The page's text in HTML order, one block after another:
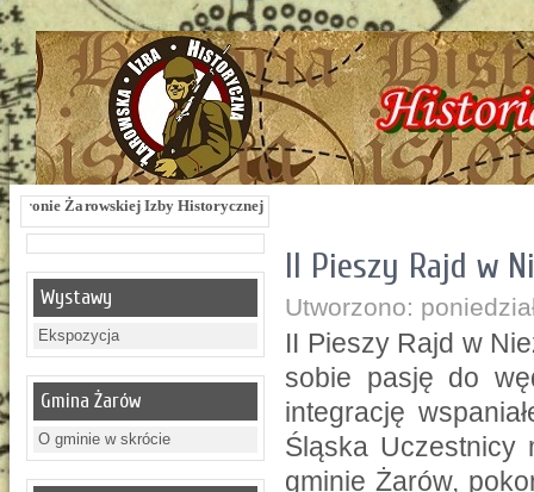
Historycznej !!! Żarowska Izba Historyczna, ul. Dworcowa 3 !!! e-mail:
Wystawy
Ekspozycja
Gmina Żarów
O gminie w skrócie
II Pieszy Rajd w
Utworzono:
II Pieszy Rajd w
sobie pasję do
integrację
Śląska Uczestnicy
gminie Żarów,